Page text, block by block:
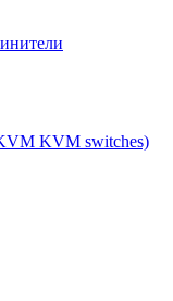
KVM switches)